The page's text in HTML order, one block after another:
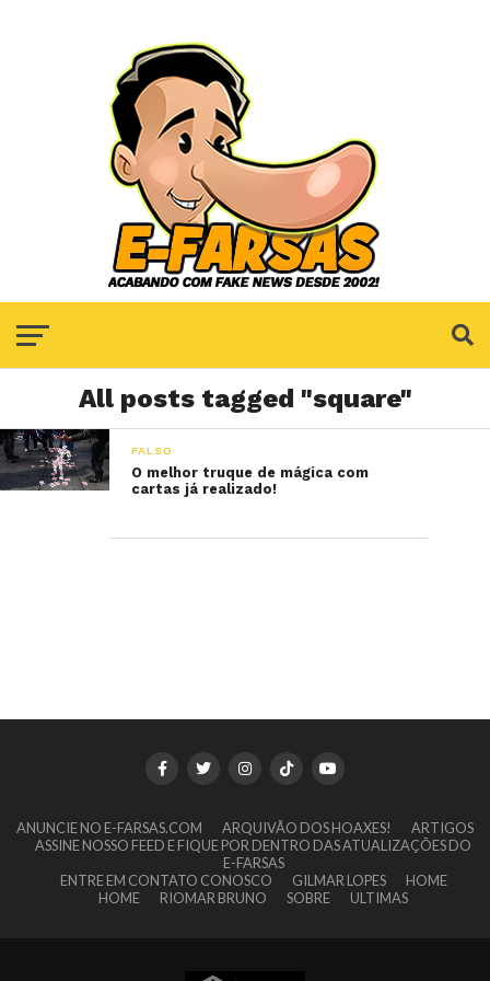
All posts tagged "square"
FALSO
O melhor truque de mágica com
cartas já realizado!
ANUNCIE NO E-FARSAS.COM ARQUIVÃO DOS HOAXES!
ARTIGOS
ASSINE NOSSO FEED E FIQUE POR DENTRO DAS ATUALIZAÇÕES DO
E-FARSAS
ENTRE EM CONTATO CONOSCO
GILMAR LOPES
HOME
HOME
RIOMAR BRUNO SOBRE ULTIMAS